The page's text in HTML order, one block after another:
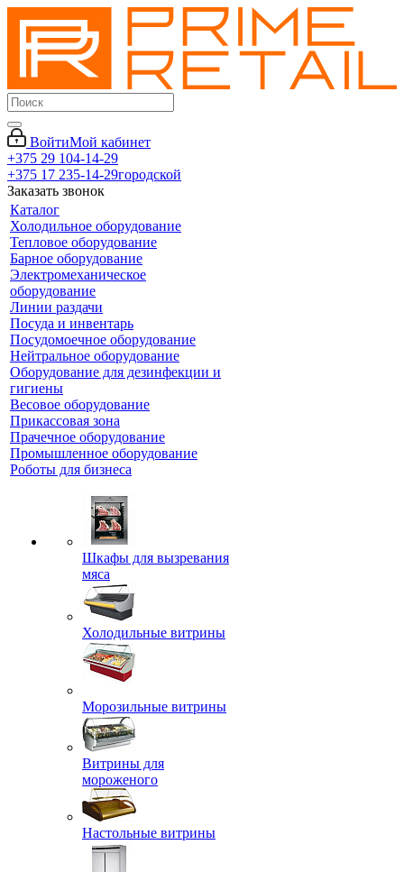
ВойтиМой кабинет
+375 29 104-14-29
+375 17 235-14-29городской
Заказать звонок
Каталог
Холодильное оборудование
Тепловое оборудование
Барное оборудование
Электромеханическое
оборудование
Линии раздачи
Посуда и инвентарь
Посудомоечное оборудование
Нейтральное оборудование
Оборудование для дезинфекции и
гигиены
Весовое оборудование
Прикассовая зона
Прачечное оборудование
Промышленное оборудование
Роботы для бизнеса
Шкафы для вызревания
мяса
Холодильные витрины
Морозильные витрины
Витрины для
мороженого
Настольные витрины